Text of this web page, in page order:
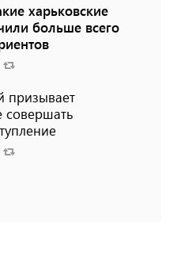
харьковские
больше всего
призывает